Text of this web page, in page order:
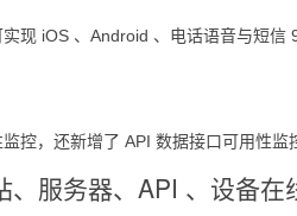
现 iOS 、Android 、电话语音与短信
控，还新增了 API 数据接口可用性监
、服务器、API 、设备在